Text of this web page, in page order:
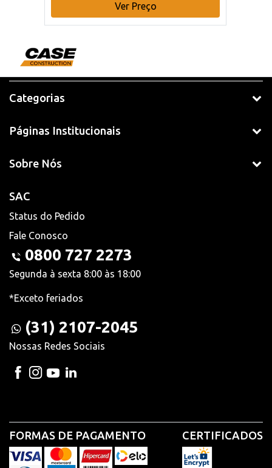
Ver Preço
Categorias
Páginas Institucionais
Sobre Nós
SAC
Status do Pedido
Fale Conosco
0800 727 2273
Segunda à sexta 8:00 às 18:00
*Exceto feriados
(31) 2107-2045
Nossas Redes Sociais
FORMAS DE PAGAMENTO CERTIFICADOS